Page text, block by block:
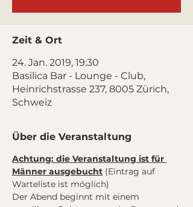
Zeit & Ort
24. Jan. 2019, 19:30
Basilica Bar - Lounge - Club,
Heinrichstrasse 237, 8005 Zürich,
Schweiz
Über die Veranstaltung
Achtung: die Veranstaltung ist für
Männer ausgebucht (Eintrag auf
Warteliste ist möglich)
Der Abend beginnt mit einem